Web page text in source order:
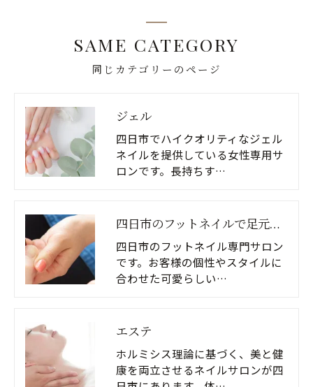
同じカテゴリーのページ
SAME CATEGORY
ジェル
四日市でハイクオリティなジェル
ネイルを提供している女性専用サ
ロンです。長持ちす…
四日市のフットネイルで足元美人に！個性的なデザインも豊富に
四日市のフットネイル専門サロン
です。お客様の個性やスタイルに
合わせた可愛らしい…
エステ
ホルミシス理論に基づく、美と健
康を両立させるネイルサロンが四